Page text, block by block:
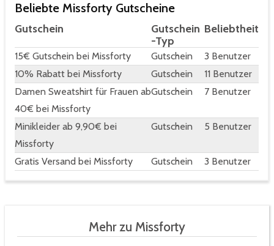
Beliebte Missforty Gutscheine
Gutschein
Gutschein
-Typ
Beliebtheit
15€ Gutschein bei Missforty Gutschein
3 Benutzer
10% Rabatt bei Missforty
Gutschein
11 Benutzer
Damen Sweatshirt für Frauen ab
40€ bei Missforty
Gutschein 7 Benutzer
Minikleider ab 9,90€ bei
Missforty
Gutschein 5 Benutzer
Gratis Versand bei Missforty Gutschein 3 Benutzer
Mehr zu Missforty